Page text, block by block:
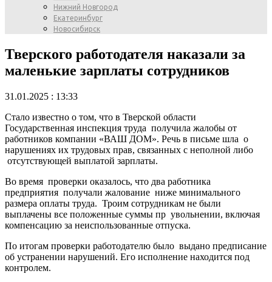
Нижний Новгород
Екатеринбург
Новосибирск
Тверского работодателя наказали за
маленькие зарплаты сотрудников
31.01.2025 : 13:33
Стало известно о том, что в Тверской области
Государственная инспекция труда получила жалобы от
работников компании «ВАШ ДОМ». Речь в письме шла о
нарушениях их трудовых прав, связанных с неполной либо
отсутствующей выплатой зарплаты.
Во время проверки оказалось, что два работника
предприятия получали жалование ниже минимального
размера оплаты труда. Троим сотрудникам не были
выплачены все положенные суммы пр увольнении, включая
компенсацию за неиспользованные отпуска.
По итогам проверки работодателю было выдано предписание
об устранении нарушений. Его исполнение находится под
контролем.